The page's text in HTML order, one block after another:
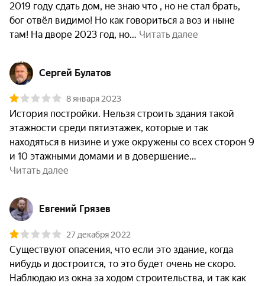
2019 году сдать дом, не знаю что , но не стал брать,
бог отвёл видимо! Но как говориться а воз и ныне
там! На дворе 2023 год, но
Читать далее
Сергей Булатов
8 января 2023
История постройки. Нельзя строить здания такой
этажности среди пятиэтажек, которые и так
находяться в низине и уже окружены со всех сторон 9
и 10 этажными домами и в довершение
Читать далее
Евгений Грязев
27 декабря 2022
Существуют опасения, что если это здание, когда
нибудь и достроится, то это будет очень не скоро.
Наблюдаю из окна за ходом строительства, и так как